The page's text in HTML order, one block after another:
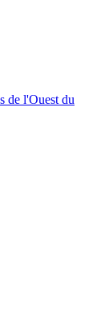
de l'Ouest du